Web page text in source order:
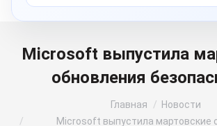
Microsoft выпустила
обновления
Главная
Новости
Microsoft выпустила мартовские